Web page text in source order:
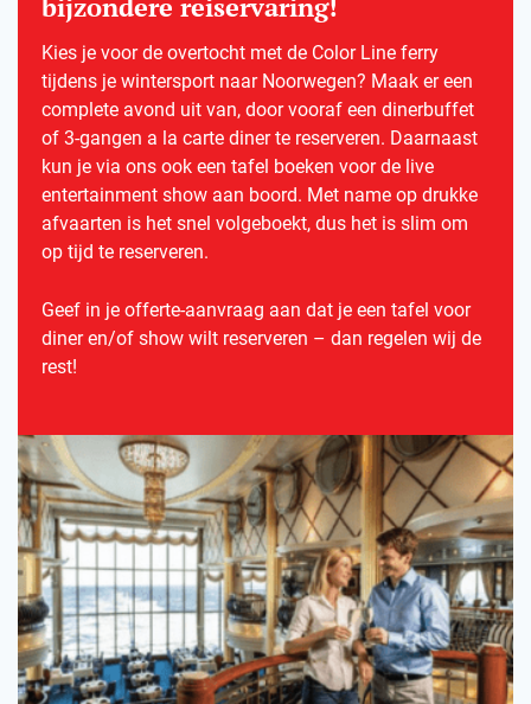
bijzondere reiservaring!
Kies je voor de overtocht met de Color Line ferry
tijdens je wintersport naar Noorwegen? Maak er een
complete avond uit van, door vooraf een dinerbuffet
of 3-gangen a la carte diner te reserveren. Daarnaast
kun je via ons ook een tafel boeken voor de live
entertainment show aan boord. Met name op drukke
afvaarten is het snel volgeboekt, dus het is slim om
op tijd te reserveren.
Geef in je offerte-aanvraag aan dat je een tafel voor
diner en/of show wilt reserveren – dan regelen wij de
rest!